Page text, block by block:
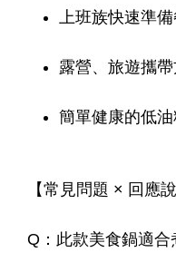
上班族快速準
露營、旅遊攜
簡單健康的低
【常見問題 × 回應說
Q：此款美食鍋適合